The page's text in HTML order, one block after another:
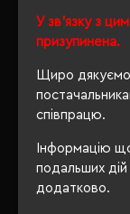
У зв'язку з цим
призупинена.
Щиро дякуємо
співпрацю.
Інформацію
подальших
додатково.